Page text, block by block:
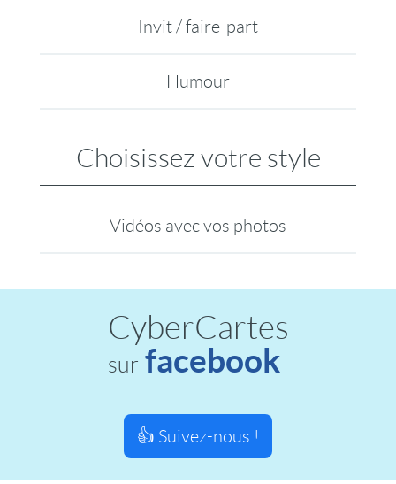
Invit / faire-part
Humour
Choisissez votre style
Vidéos avec vos photos
CyberCartes
sur facebook
👍 Suivez-nous !